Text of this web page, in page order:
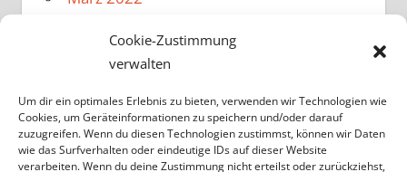
Cookie-Zustimmung
verwalten
Um dir ein optimales Erlebnis zu bieten, verwenden wir Technologien wie
Cookies, um Geräteinformationen zu speichern und/oder darauf
zuzugreifen. Wenn du diesen Technologien zustimmst, können wir Daten
wie das Surfverhalten oder eindeutige IDs auf dieser Website
verarbeiten. Wenn du deine Zustimmung nicht erteilst oder zurückziehst,
Januar 2022
November 2021
Oktober 2021
August 2021